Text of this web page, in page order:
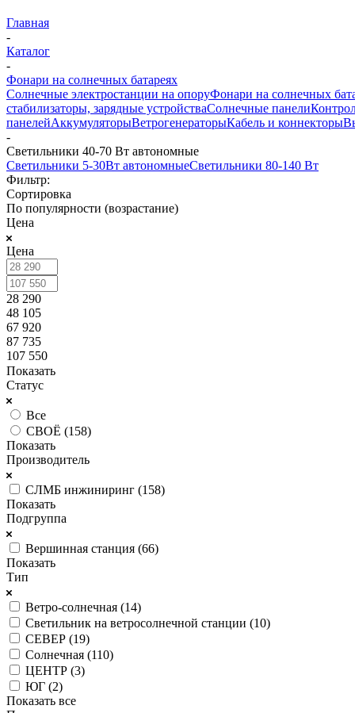
Главная
-
Каталог
-
Фонари на солнечных батареях
Солнечные электростанции на опоруФонари на солнечных
стабилизаторы, зарядные устройстваСолнечные панели
панелейАккумуляторыВетрогенераторыКабель и коннекторы
-
Светильники 40-70 Вт автономные
Светильники 5-30Вт автономныеСветильники 80-140 Вт
Фильтр:
Сортировка
По популярности (возрастание)
Цена
Цена
28 290
48 105
67 920
87 735
107 550
Показать
Статус
Все
СВОЁ (158)
Показать
Производитель
СЛМБ инжиниринг (158)
Показать
Подгруппа
Вершинная станция (66)
Показать
Тип
Ветро-солнечная (14)
Светильник на ветросолнечной станции (10)
СЕВЕР (19)
Солнечная (110)
ЦЕНТР (3)
ЮГ (2)
Показать все